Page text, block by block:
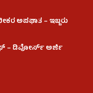
ಅಪಘಾತ – ಇಬ್ಬರು
– ಡಿವೋರ್ಸ್ ಅರ್ಜಿ